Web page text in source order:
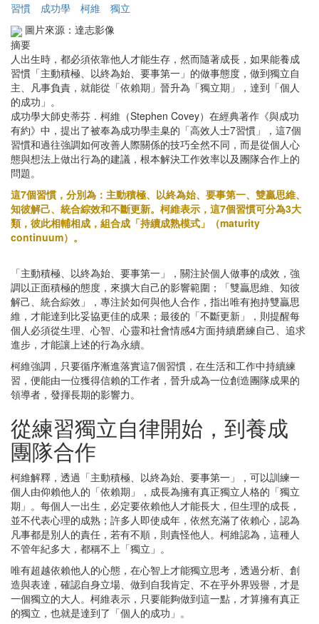
習慣
成功學 柯維
獨立
圖片來源：達志影像
摘要
人出生時，都必須依靠他人才能生存，然而隨著成長，如果能養成
習慣「主動積極、以終為始、要事第一」的做事態度，做到獨立自
主、凡事負責，就能從「依賴期」晉升為「獨立期」，達到「個人
的成功」。
成功學大師史蒂芬．柯維（Stephen Covey）在經典著作《與成功
有約》中，提出了被奉為成功學圭臬的「高效人士7習慣」，這7個
習慣和過往強調如何改善人際關係的技巧全然不同，而是從個人心
態與想法上做出行為的建議，根本解決工作效率以及團隊合作上的
問題。
這7個習慣，分別為：主動積極、以終為始、要事第一、雙贏思維、
知彼解己、統合綜效和不斷更新。柯維表示，這7個習慣可分為3大
類，彼此相輔相成，組合成「持續成熟模式」（maturity
continuum）。
「主動積極、以終為始、要事第一」，關注於個人做事的成效，強
調以正面積極的態度，來擴大自己的影響範圍；「雙贏思維、知彼
解己、統合綜效」，專注於如何與他人合作，指出唯有抱持雙贏思
維，才能達到比妥協更佳的成果；最後的「不斷更新」，則提醒每
個人必須從生理、心智、心靈和社會情感4方面持續磨練自己、追求
進步，才能讓上述的行為永續。
柯維強調，只要循序漸進落實這7個習慣，在生活和工作中持續練
習，便能由一位獲得信賴的工作者，晉升成為一位創造團隊成果的
領導者，發揮長期的影響力。
從練習獨立自律開始，到養成
團隊合作
柯維解釋，透過「主動積極、以終為始、要事第一」，可以訓練一
個人由仰賴他人的「依賴期」，成長為擁有真正獨立人格的「獨立
期」。每個人一出生，必定要依賴他人才能長大，但生理的成長，
並不代表心理的成熟；許多人即使成年，依然充滿了依賴心，認為
凡事都是別人的責任，若有不順，則責怪他人。柯維認為，這種人
不管年紀多大，都稱不上「獨立」。
唯有超越依賴他人的心態，在心智上才能獨立思考，透過分析、創
造與表達，確認自身立場、做到自我肯定、不在乎外界毀譽，才是
一個獨立的大人。柯維表示，只要能夠做到這一點，才算擁有真正
的獨立，也就是達到了「個人的成功」。